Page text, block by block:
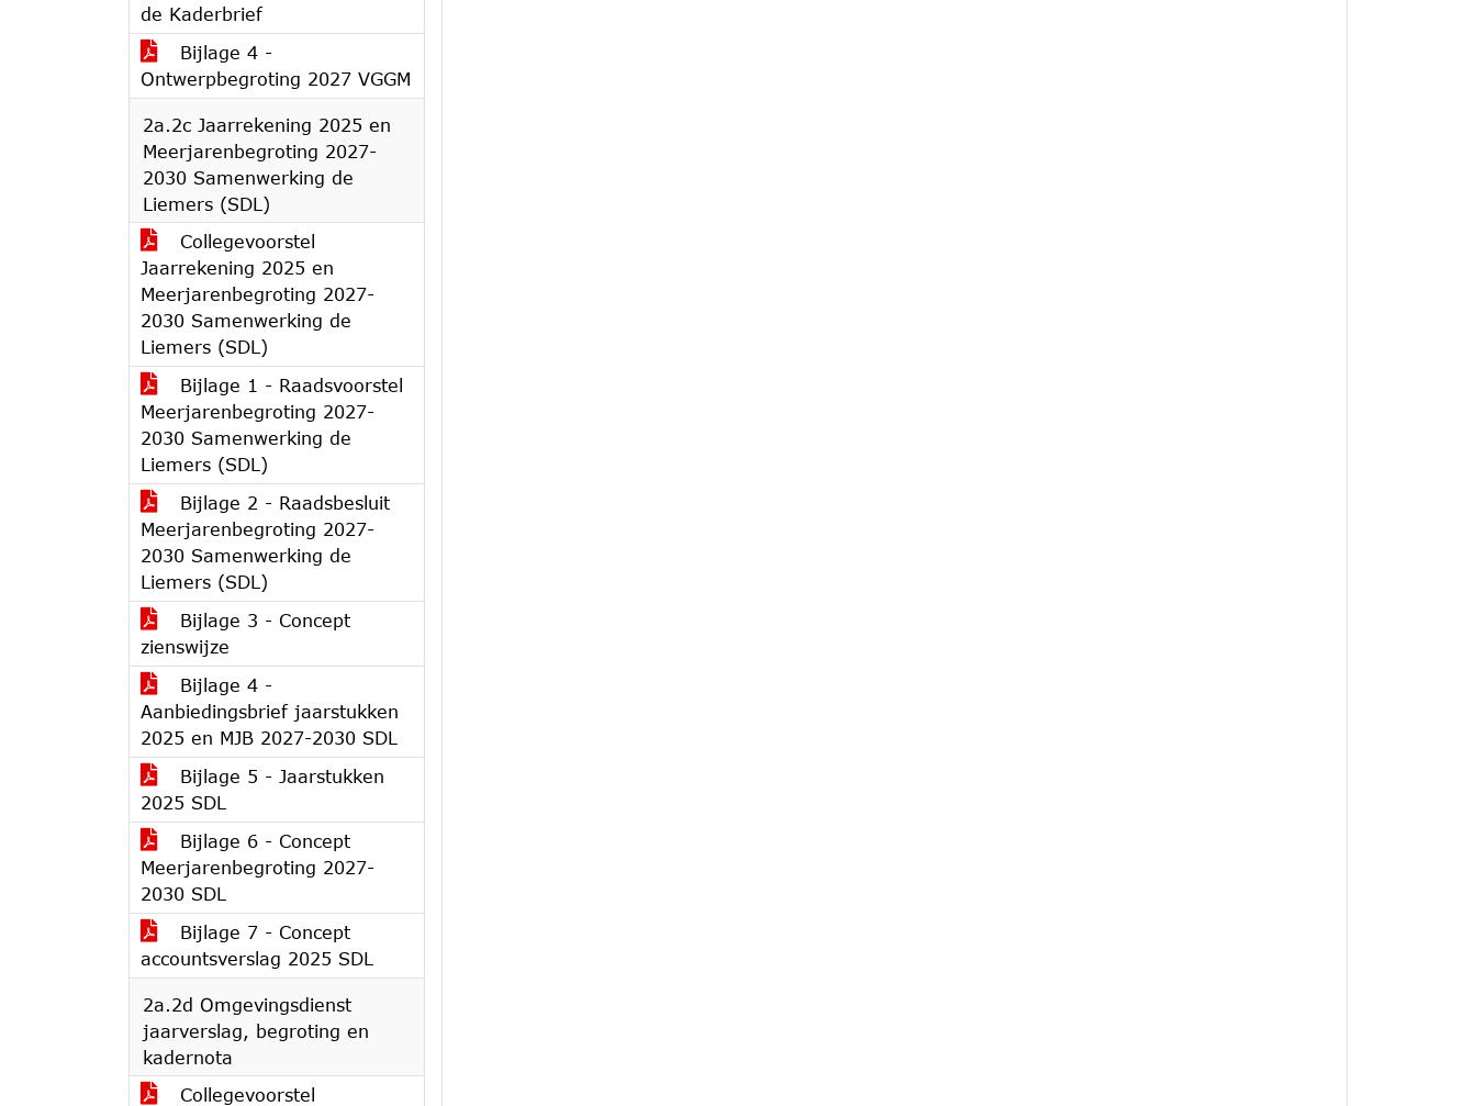
de Kaderbrief
Bijlage 4 -
Ontwerpbegroting 2027 VGGM
2a.2c Jaarrekening 2025 en
Meerjarenbegroting 2027-
2030 Samenwerking de
Liemers (SDL)
Collegevoorstel
Jaarrekening 2025 en
Meerjarenbegroting 2027-
2030 Samenwerking de
Liemers (SDL)
Bijlage 1 - Raadsvoorstel
Meerjarenbegroting 2027-
2030 Samenwerking de
Liemers (SDL)
Bijlage 2 - Raadsbesluit
Meerjarenbegroting 2027-
2030 Samenwerking de
Liemers (SDL)
Bijlage 3 - Concept
zienswijze
Bijlage 4 -
Aanbiedingsbrief jaarstukken
2025 en MJB 2027-2030 SDL
Bijlage 5 - Jaarstukken
2025 SDL
Bijlage 6 - Concept
Meerjarenbegroting 2027-
2030 SDL
Bijlage 7 - Concept
accountsverslag 2025 SDL
2a.2d Omgevingsdienst
jaarverslag, begroting en
kadernota
Collegevoorstel